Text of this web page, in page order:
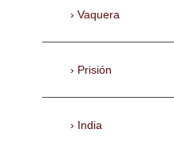
Vaquera
Prisión
India